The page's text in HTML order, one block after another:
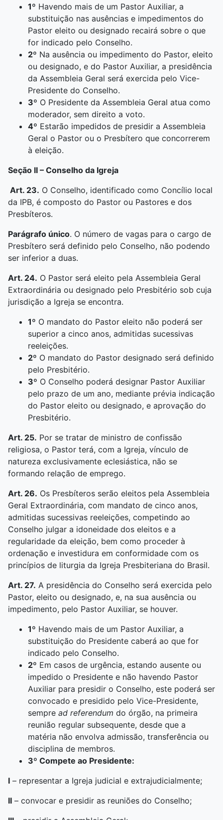
1º Havendo mais de um Pastor Auxiliar, a
substituição nas ausências e impedimentos do
Pastor eleito ou designado recairá sobre o que
for indicado pelo Conselho.
2º Na ausência ou impedimento do Pastor, eleito
ou designado, e do Pastor Auxiliar, a presidência
da Assembleia Geral será exercida pelo Vice-
Presidente do Conselho.
3º O Presidente da Assembleia Geral atua como
moderador, sem direito a voto.
4º Estarão impedidos de presidir a Assembleia
Geral o Pastor ou o Presbítero que concorrerem
à eleição.
Seção II – Conselho da Igreja
Art. 23. O Conselho, identificado como Concílio local
da IPB, é composto do Pastor ou Pastores e dos
Presbíteros.
Parágrafo único. O número de vagas para o cargo de
Presbítero será definido pelo Conselho, não podendo
ser inferior a duas.
Art. 24. O Pastor será eleito pela Assembleia Geral
Extraordinária ou designado pelo Presbitério sob cuja
jurisdição a Igreja se encontra.
1º O mandato do Pastor eleito não poderá ser
superior a cinco anos, admitidas sucessivas
reeleições.
2º O mandato do Pastor designado será definido
pelo Presbitério.
3º O Conselho poderá designar Pastor Auxiliar
pelo prazo de um ano, mediante prévia indicação
do Pastor eleito ou designado, e aprovação do
Presbitério.
Art. 25. Por se tratar de ministro de confissão
religiosa, o Pastor terá, com a Igreja, vínculo de
natureza exclusivamente eclesiástica, não se
formando relação de emprego.
Art. 26. Os Presbíteros serão eleitos pela Assembleia
Geral Extraordinária, com mandato de cinco anos,
admitidas sucessivas reeleições, competindo ao
Conselho julgar a idoneidade dos eleitos e a
regularidade da eleição, bem como proceder à
ordenação e investidura em conformidade com os
princípios de liturgia da Igreja Presbiteriana do Brasil.
Art. 27. A presidência do Conselho será exercida pelo
Pastor, eleito ou designado, e, na sua ausência ou
impedimento, pelo Pastor Auxiliar, se houver.
1º Havendo mais de um Pastor Auxiliar, a
substituição do Presidente caberá ao que for
indicado pelo Conselho.
2º Em casos de urgência, estando ausente ou
impedido o Presidente e não havendo Pastor
Auxiliar para presidir o Conselho, este poderá ser
convocado e presidido pelo Vice-Presidente,
sempre ad referendum do órgão, na primeira
reunião regular subsequente, desde que a
matéria não envolva admissão, transferência ou
disciplina de membros.
3º Compete ao Presidente:
I – representar a Igreja judicial e extrajudicialmente;
II – convocar e presidir as reuniões do Conselho;